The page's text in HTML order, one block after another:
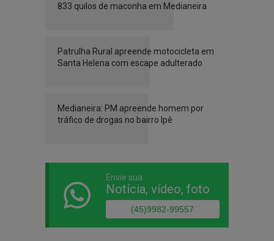
833 quilos de maconha em Medianeira
Patrulha Rural apreende motocicleta em
Santa Helena com escape adulterado
Medianeira: PM apreende homem por
tráfico de drogas no bairro Ipê
Envie sua
Notícia, vídeo, foto
(45)9982-99557